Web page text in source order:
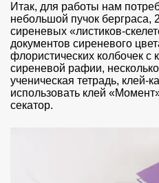
Итак, для работы нам
небольшой пучок берграса,
сиреневых «листиков-
документов сиреневого
флористических колбочек с
сиреневой рафии,
ученическая тетрадь, клей-
использовать клей
секатор.